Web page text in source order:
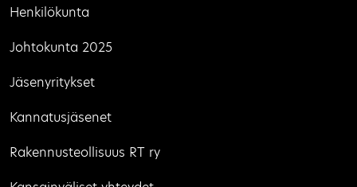
Henkilökunta
Johtokunta 2025
Jäsenyritykset
Kannatusjäsenet
Rakennusteollisuus RT ry